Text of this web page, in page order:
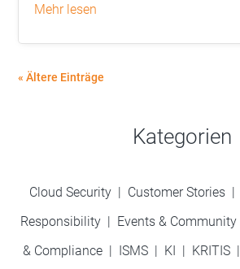
mehr lesen
« Ältere Einträge
Kategorien
Cloud Security | Customer Stories|
Responsibility| Events & Community
& Compliance | ISMS | KI | KRITIS |